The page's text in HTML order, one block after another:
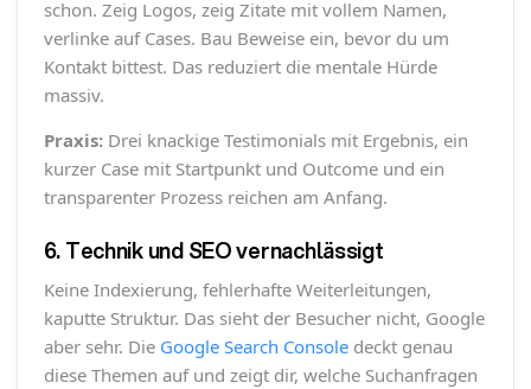
schon. Zeig Logos, zeig Zitate mit vollem Namen,
verlinke auf Cases. Bau Beweise ein, bevor du um
Kontakt bittest. Das reduziert die mentale Hürde
massiv.
Praxis:Drei knackige Testimonials mit Ergebnis, ein
kurzer Case mit Startpunkt und Outcome und ein
transparenter Prozess reichen am Anfang.
6. Technik und SEO vernachlässigt
Keine Indexierung, fehlerhafte Weiterleitungen,
kaputte Struktur. Das sieht der Besucher nicht, Google
aber sehr. Die Google Search Consoledeckt genau
diese Themen auf und zeigt dir, welche Suchanfragen